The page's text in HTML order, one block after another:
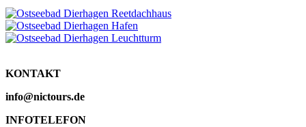
KONTAKT
info@nictours.de
INFOTELEFON